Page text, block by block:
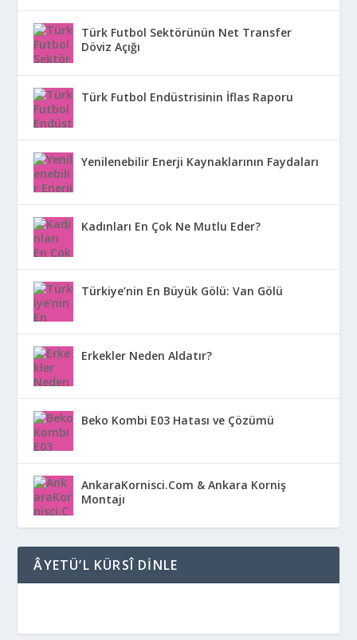
Türk Futbol Sektörünün Net Transfer
Döviz Açığı
Türk Futbol Endüstrisinin İflas Raporu
Yenilenebilir Enerji Kaynaklarının Faydaları
Kadınları En Çok Ne Mutlu Eder?
Türkiye’nin En Büyük Gölü: Van Gölü
Erkekler Neden Aldatır?
Beko Kombi E03 Hatası ve Çözümü
AnkaraKornisci.Com & Ankara Korniş
Montajı
ÂYETÜ’L KÜRSÎ DINLE